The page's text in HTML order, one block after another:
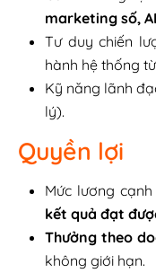
marketing số,
Tư duy chiến
hành hệ thống
Kỹ năng lãnh
lý).
Quyền lợi
Mức lương cạnh
kết quả đạt
Thưởng theo
không giới hạn.